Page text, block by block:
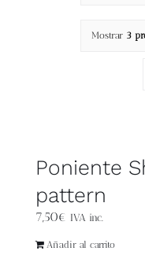
Mostrar 3
Poniente
pattern
7,50€ IVA inc.
Añadir al carrito